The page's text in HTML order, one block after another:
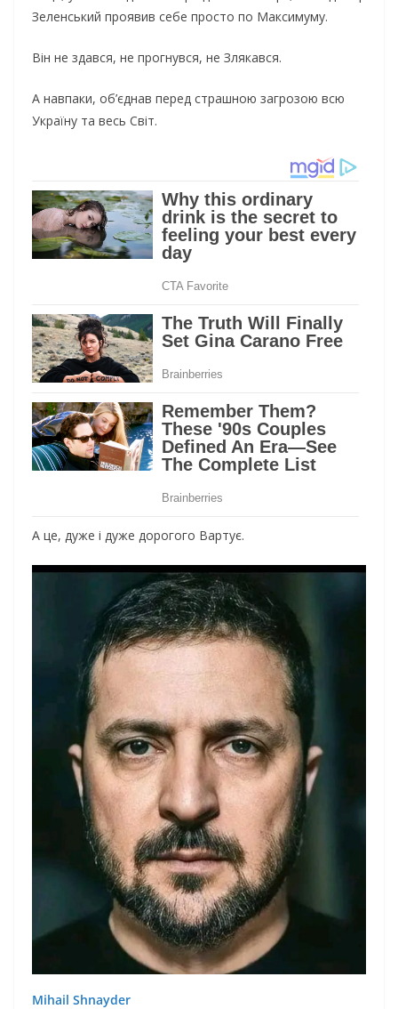
Зеленський проявив себе просто по Максимуму.
Він не здався, не прогнувся, не Злякався.
А навпаки, об’єднав перед страшною загрозою всю
Україну та весь Світ.
А це, дуже і дуже дорогого Вартує.
Mihail Shnayder